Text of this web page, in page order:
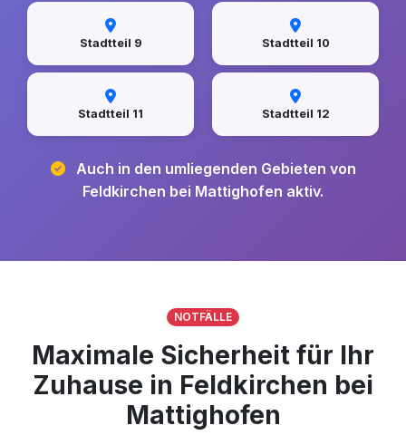
Stadtteil 9 Stadtteil 10
Stadtteil 11 Stadtteil 12
Auch in den umliegenden Gebieten von
Feldkirchen bei Mattighofen aktiv.
NOTFÄLLE
Maximale Sicherheit für Ihr
Zuhause in Feldkirchen bei
Mattighofen